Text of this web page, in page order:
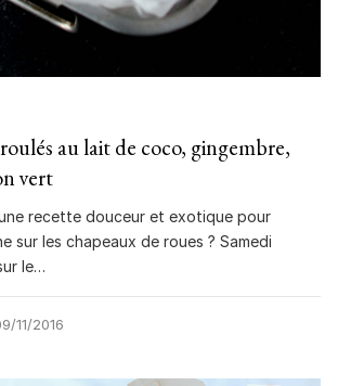
au lait de coco, gingembre,
vert
recette douceur et exotique pour
sur les chapeaux de roues ? Samedi
le…
11/2016